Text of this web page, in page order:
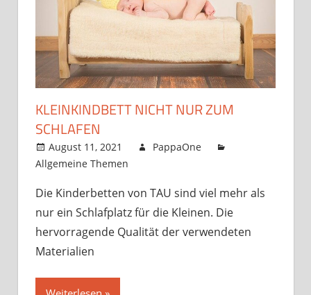
KLEINKINDBETT NICHT NUR ZUM
SCHLAFEN
August 11, 2021
PappaOne
Allgemeine Themen
Die Kinderbetten von TAU sind viel mehr als
nur ein Schlafplatz für die Kleinen. Die
hervorragende Qualität der verwendeten
Materialien